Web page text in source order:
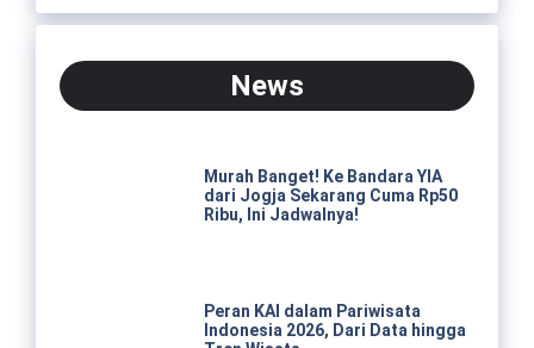
News
Murah Banget! Ke Bandara YIA
dari Jogja Sekarang Cuma Rp50
Ribu, Ini Jadwalnya!
Peran KAI dalam Pariwisata
Indonesia 2026, Dari Data hingga